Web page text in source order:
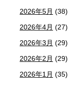
2026年5月 (38)
2026年4月 (27)
2026年3月 (29)
2026年2月 (29)
2026年1月 (35)